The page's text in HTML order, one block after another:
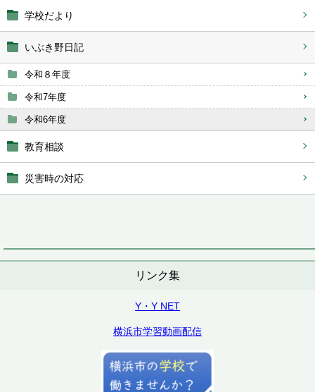
学校だより
いぶき野日記
令和８年度
令和7年度
令和6年度
教育相談
災害時の対応
リンク集
Y・Y NET
横浜市学習動画配信